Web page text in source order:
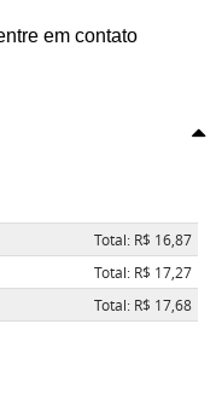
em contato
Total: R$ 16,87
Total: R$ 17,27
Total: R$ 17,68